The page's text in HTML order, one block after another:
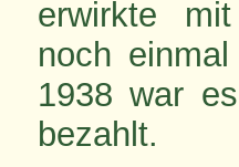
erwirkte
noch
1938 war
bezahlt.